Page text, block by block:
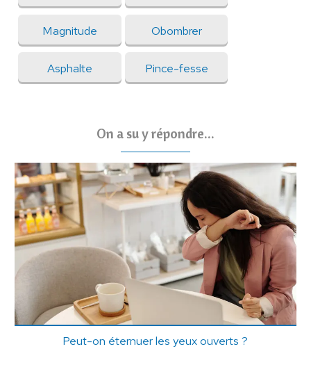
Magnitude Obombrer
Asphalte Pince-fesse
On a su y répondre...
Peut-on éternuer les yeux ouverts ?